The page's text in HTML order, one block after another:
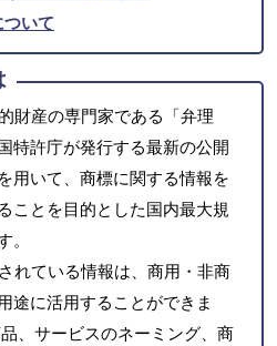
いて
財産の専門家である「弁理
特許庁が発行する最新の公開
用いて、商標に関する情報を
ことを目的とした国内最大規
。
れている情報は、商用・非商
途に活用することができま
、サービスのネーミング、商